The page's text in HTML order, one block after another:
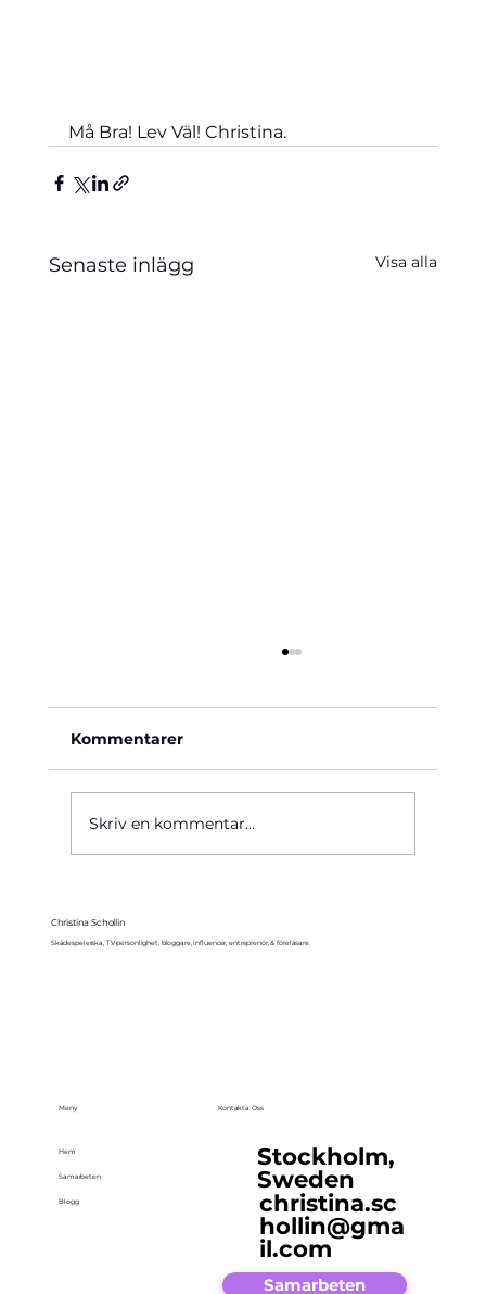
Må Bra! Lev Väl! Christina.
Senaste inlägg Visa alla
Kommentarer
Skriv en kommentar...
Christina Schollin
Skådespelerska, TV-personlighet, bloggare, influencer, entreprenör, & föreläsare.
Meny
Hem
Samarbeten
Blogg
Kontakta Oss
Stockholm,
Sweden
christina.sc
hollin@gma
il.com
Samarbeten